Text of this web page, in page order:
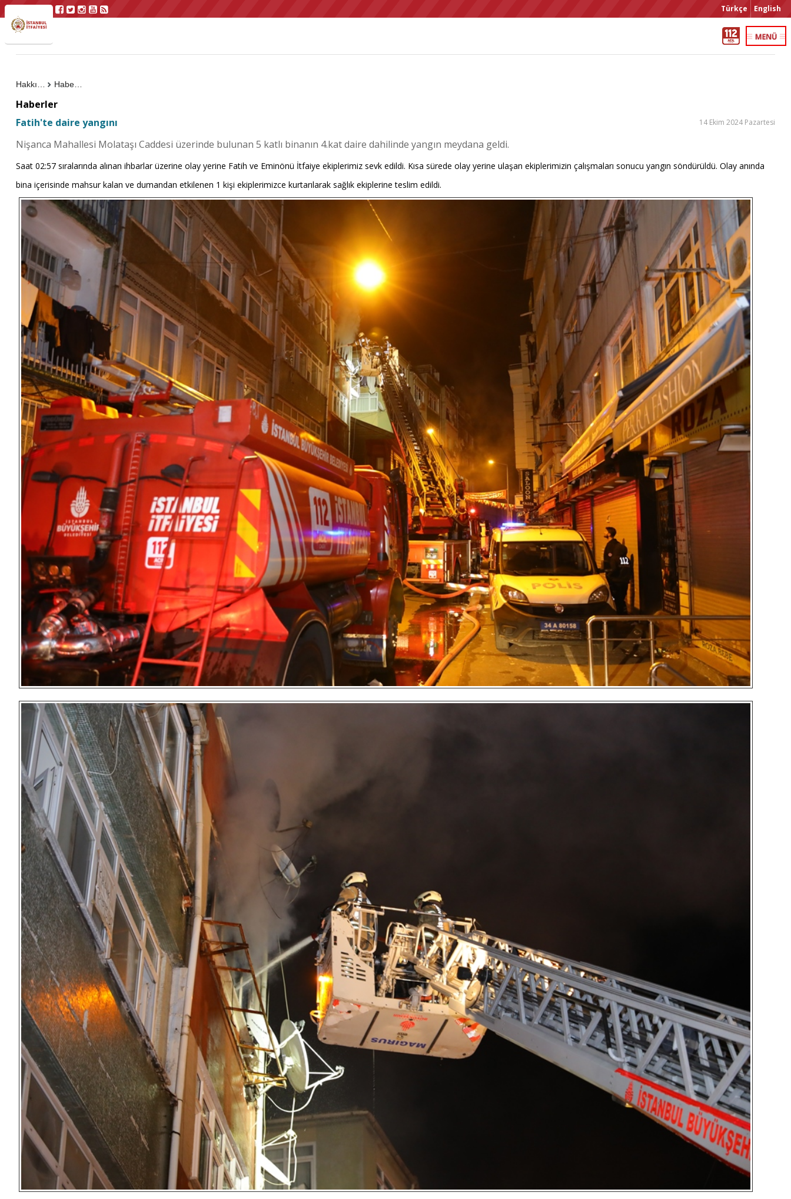
Türkçe English
Haberler
Haberler
Fatih'te daire yangını
14 Ekim 2024 Pazartesi
Nişanca Mahallesi Molataşı Caddesi üzerinde bulunan 5 katlı binanın 4.kat daire dahilinde yangın meydana geldi.
Saat 02:57 sıralarında alınan ihbarlar üzerine olay yerine Fatih ve Eminönü İtfaiye ekiplerimiz sevk edildi. Kısa sürede olay yerine ulaşan ekiplerimizin çalışmaları sonucu yangın söndürüldü. Olay anında
bina içerisinde mahsur kalan ve dumandan etkilenen 1 kişi ekiplerimizce kurtarılarak sağlık ekiplerine teslim edildi.